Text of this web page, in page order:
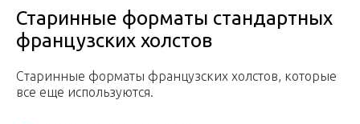
Старинные форматы стандартных
французских холстов
Старинные форматы французских холстов, которые
все еще используются.